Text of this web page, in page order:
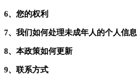
6、您的权利
7、我们如何处理未成年人的个人信息
8、本政策如何更新
9、联系方式